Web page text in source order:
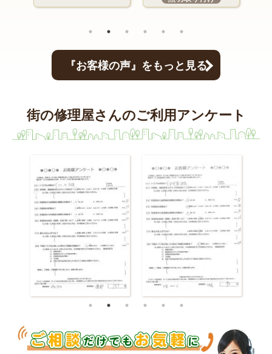
『お客様の声』をもっと見る
街の修理屋さんのご利用アンケート